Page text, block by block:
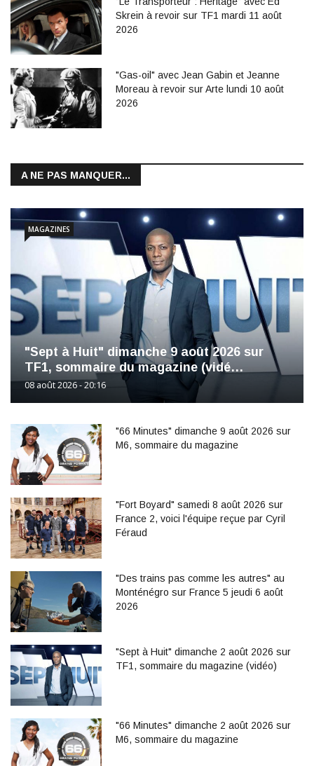
Skrein à revoir sur TF1 mardi 11 août
2026
"Gas-oil" avec Jean Gabin et Jeanne
Moreau à revoir sur Arte lundi 10 août
2026
A NE PAS MANQUER...
"Sept à Huit" dimanche 9 août 2026 sur
TF1, sommaire du magazine (vidé…
08 août 2026 - 20:16
MAGAZINES
"66 Minutes" dimanche 9 août 2026 sur
M6, sommaire du magazine
"Fort Boyard" samedi 8 août 2026 sur
France 2, voici l'équipe reçue par Cyril
Féraud
"Des trains pas comme les autres" au
Monténégro sur France 5 jeudi 6 août
2026
"Sept à Huit" dimanche 2 août 2026 sur
TF1, sommaire du magazine (vidéo)
"66 Minutes" dimanche 2 août 2026 sur
M6, sommaire du magazine